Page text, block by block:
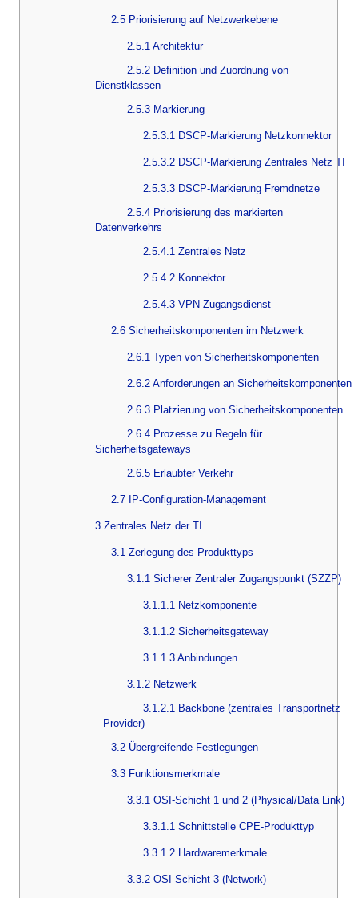
2.5 Priorisierung auf Netzwerkebene
2.5.1 Architektur
2.5.2 Definition und Zuordnung von
Dienstklassen
2.5.3 Markierung
2.5.3.1 DSCP-Markierung Netzkonnektor
2.5.3.2 DSCP-Markierung Zentrales Netz TI
2.5.3.3 DSCP-Markierung Fremdnetze
2.5.4 Priorisierung des markierten
Datenverkehrs
2.5.4.1 Zentrales Netz
2.5.4.2 Konnektor
2.5.4.3 VPN-Zugangsdienst
2.6 Sicherheitskomponenten im Netzwerk
2.6.1 Typen von Sicherheitskomponenten
2.6.2 Anforderungen an Sicherheitskomponenten
2.6.3 Platzierung von Sicherheitskomponenten
2.6.4 Prozesse zu Regeln für
Sicherheitsgateways
2.6.5 Erlaubter Verkehr
2.7 IP-Configuration-Management
3 Zentrales Netz der TI
3.1 Zerlegung des Produkttyps
3.1.1 Sicherer Zentraler Zugangspunkt (SZZP)
3.1.1.1 Netzkomponente
3.1.1.2 Sicherheitsgateway
3.1.1.3 Anbindungen
3.1.2 Netzwerk
3.1.2.1 Backbone (zentrales Transportnetz
Provider)
3.2 Übergreifende Festlegungen
3.3 Funktionsmerkmale
3.3.1 OSI-Schicht 1 und 2 (Physical/Data Link)
3.3.1.1 Schnittstelle CPE-Produkttyp
3.3.1.2 Hardwaremerkmale
3.3.2 OSI-Schicht 3 (Network)